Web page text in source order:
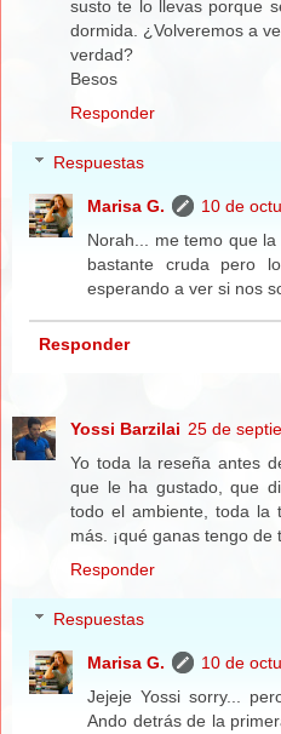
susto te lo llevas porque
dormida. ¿Volveremos a
verdad?
Besos
Responder
Respuestas
Marisa G.
10 de
Norah... me temo que
bastante cruda pero
esperando a ver si nos
Responder
Yossi Barzilai 25 de
Yo toda la reseña antes
que le ha gustado, que
todo el ambiente, toda la
más. ¡qué ganas tengo
Responder
Respuestas
Marisa G.
10 de
Jejeje Yossi sorry...
Ando detrás de la